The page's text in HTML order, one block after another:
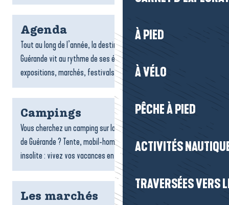
À PIED
À VÉLO
PÊCHE À PIED
ACTIVITÉS
TRAVERSÉES VERS
Agenda
Tout au long de l’année, la destination La Baule-Presqu’île de
Guérande vit au rythme de ses événements : concerts,
expositions, marchés, festivals, animations sportives...
Campings
Vous cherchez un camping sur la destination La Baule-Presqu’île
de Guérande ? Tente, mobil-home, caravane ou hébergement
insolite : vivez vos vacances en plein air, au plus...
Les marchés